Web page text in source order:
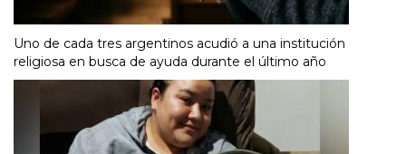
Uno de cada tres argentinos acudió a una institución
religiosa en busca de ayuda durante el último año